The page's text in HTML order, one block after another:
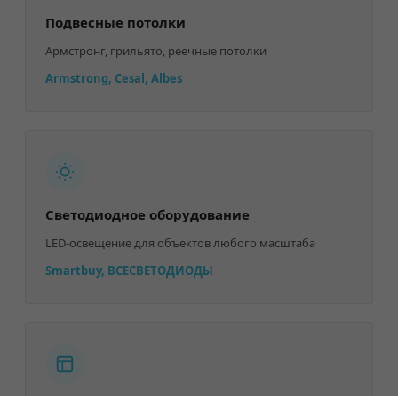
Подвесные потолки
Армстронг, грильято, реечные потолки
Armstrong, Cesal, Albes
Светодиодное оборудование
LED-освещение для объектов любого масштаба
Smartbuy, ВСЕСВЕТОДИОДЫ